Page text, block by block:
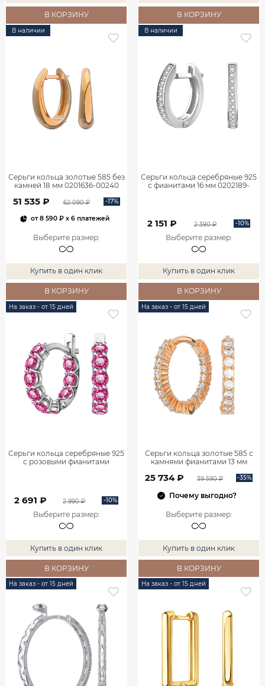
В КОРЗИНУ В КОРЗИНУ
В наличии
Серьги кольца золотые 585 без
камней 18 мм 0201636-00240
51 535 ₽ 62 090 ₽ -17%
от8 590 ₽x 6 платежей
Выберите размер:
Купить в один клик
В КОРЗИНУ
В наличии
Серьги кольца серебряные 925
с фианитами 16 мм 0202189-
2 151 ₽ 2 390 ₽ -10%
Выберите размер:
Купить в один клик
В КОРЗИНУ
На заказ - от 15 дней
Серьги кольца серебряные 925
с розовыми фианитами
2 691 ₽ 2 990 ₽ -10%
Выберите размер:
Купить в один клик
В КОРЗИНУ
На заказ - от 15 дней
Серьги кольца золотые 585 с
камнями фианитами 13 мм
25 734 ₽ 39 590 ₽ -35%
Почему выгодно?
Выберите размер:
Купить в один клик
В КОРЗИНУ
На заказ - от 15 дней На заказ - от 15 дней